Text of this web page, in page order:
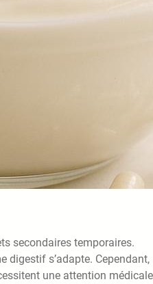
secondaires temporaires.
digestif s’adapte. Cependant,
une attention médicale